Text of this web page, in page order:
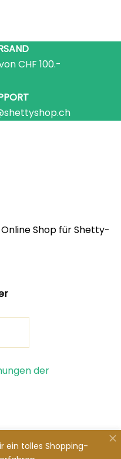
CHF 100.-
Shop für Shetty-
der
ein tolles Shopping-